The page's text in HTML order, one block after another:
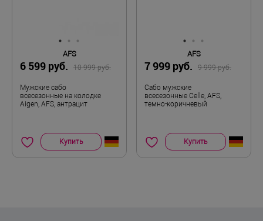
AFS
6 599 руб. 10 999 руб.
Мужские сабо
всесезонные на колодке
Aigen, AFS, антрацит
Купить
AFS
7 999 руб. 9 999 руб.
Сабо мужские
всесезонные Celle, AFS,
темно-коричневый
Купить